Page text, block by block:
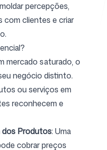
percepções,
com clientes e criar
mercado saturado, o
negócio distinto.
ou serviços em
reconhecem e
dos Produtos: Uma
cobrar preços